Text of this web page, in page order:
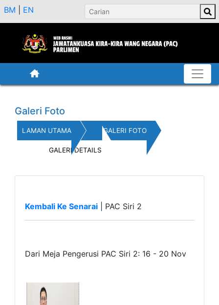
BM EN
Galeri Foto
LAMAN UTAMA GALERI FOTO
GALERI DETAILS
Kembali Ke Senarai PAC Siri 2
Dari Meja Pengerusi PAC Siri 2: 16 - 20 Nov